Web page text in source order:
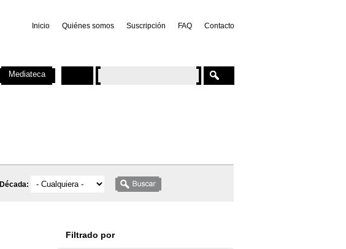
Inicio Quiénes somos Suscripción FAQ Contacto
Década:
Filtrado por
Mediateca